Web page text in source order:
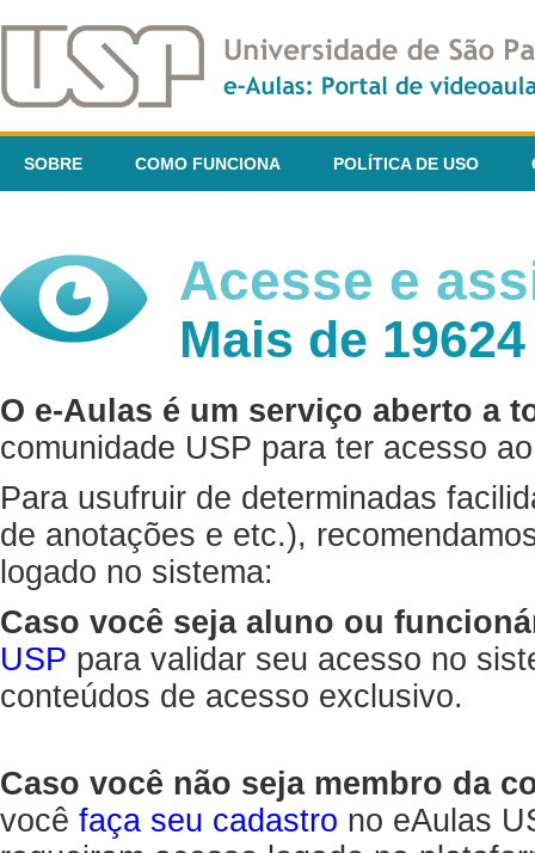
SOBRE COMO FUNCIONA POLÍTICA DE USO
Acesse e
Mais de
O e-Aulas é um serviço aberto a
comunidade USP para ter acesso
Para usufruir de determinadas
de anotações e etc.),
logado no sistema:
Caso você seja aluno ou
USP para validar seu acesso no
conteúdos de acesso exclusivo.
Caso você não seja membro da
você faça seu cadastro no eAulas